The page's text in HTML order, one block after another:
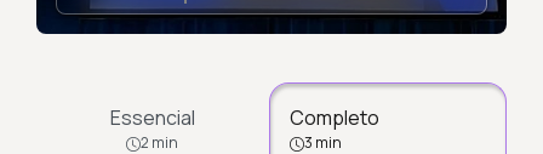
Essencial
2 min
Completo
3 min